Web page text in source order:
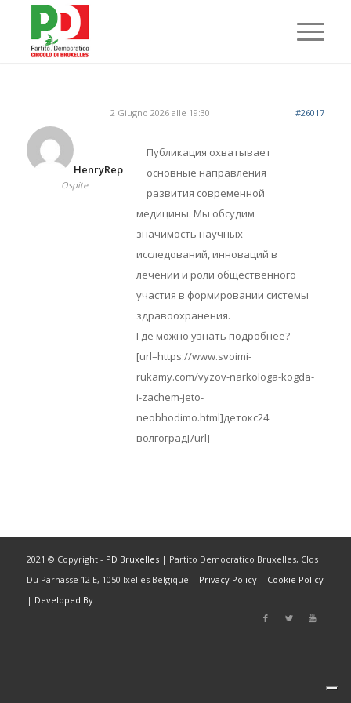
2 Giugno 2026 alle 19:30 #26017
HenryRep
Ospite
Публикация охватывает
основные направления
развития современной
медицины. Мы обсудим
значимость научных
исследований, инноваций в
лечении и роли общественного
участия в формировании системы
здравоохранения.
Где можно узнать подробнее? –
[url=https://www.svoimi-
rukamy.com/vyzov-narkologa-kogda-
i-zachem-jeto-
neobhodimo.html]детокс24
волгоград[/url]
2021 © Copyright - PD Bruxelles| Partito Democratico Bruxelles, Clos
Du Parnasse 12 E, 1050 Ixelles Belgique | Privacy Policy| Cookie Policy
| Developed By